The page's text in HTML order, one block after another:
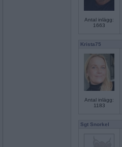
Antal inlägg:
1663
Krista75
Antal inlägg:
1183
Sgt Snorkel